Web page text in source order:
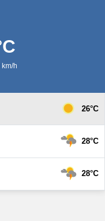
km/h
26°C
28°C
28°C